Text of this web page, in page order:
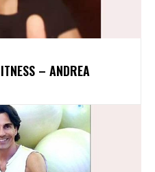
– ANDREA